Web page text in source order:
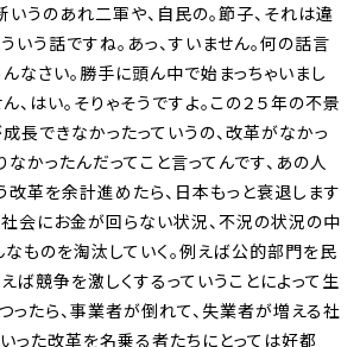
いうのあれ二軍や、自民の。節子、それは違
いう話ですね。あっ、すいません。何の話言
なさい。勝手に頭ん中で始まっちゃいまし
、はい。そりゃそうですよ。この２５年の不景
長できなかったっていうの、改革がなかっ
かったんだってこと言ってんです、あの人
改革を余計進めたら、日本もっと衰退します
社会にお金が回らない状況、不況の状況の中
なものを淘汰していく。例えば公的部門を民
ば競争を激しくするっていうことによって生
ったら、事業者が倒れて、失業者が増える社
った改革を名乗る者たちにとっては好都